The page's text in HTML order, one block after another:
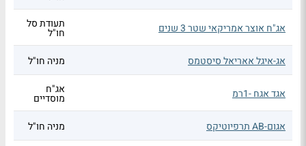
אג"ח אוצר אמריקאי שטר 3 שנים תעודת סל
חו"ל
אג-איגל אאריאל סיסטמס
מניה חו"ל
אגד אגח -1רמ אג"ח
מוסדיים
אגום-AB תרפיוטיקס
מניה חו"ל